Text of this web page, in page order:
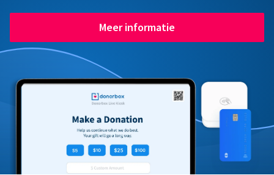
Meer informatie